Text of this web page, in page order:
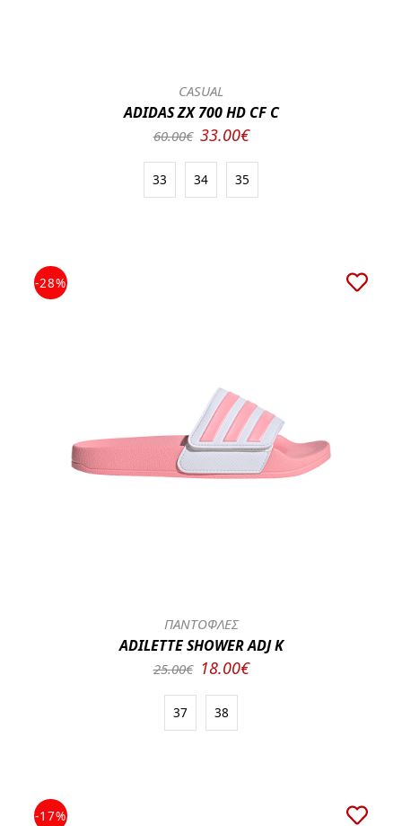
CASUAL
ADIDAS ZX 700 HD CF C
60.00€ 33.00€
33 34 35
-28%
ΠΑΝΤΟΦΛΕΣ
ADILETTE SHOWER ADJ K
25.00€ 18.00€
37 38
-17%